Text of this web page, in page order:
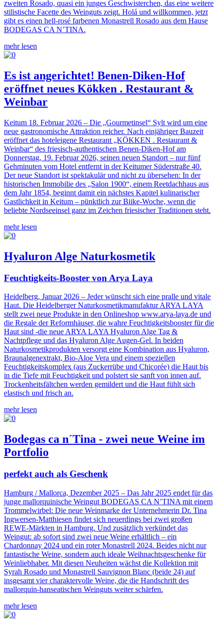
zweiten Rosado, quasi ein junges Geschwisterchen, das eine weitere
stilistische Facette des Weinguts zeigt. Holá und willkommen, jetzt
gibt es einen hell-rosé farbenen Monastrell Rosado aus dem Hause
BODEGAS CA N’TINA.
mehr lesen
Es ist angerichtet! Benen-Diken-Hof
eröffnet neues Kökken . Restaurant &
Weinbar
Keitum 18. Februar 2026 – Die „Gourmetinsel“ Sylt wird um eine
neue gastronomische Attraktion reicher. Nach einjähriger Bauzeit
eröffnet das hoteleigene Restaurant „KÖKKEN . Restaurant &
Weinbar“ des friesisch-authentischen Benen-Diken-Hof am
Donnerstag, 19. Februar 2026, seinen neuen Standort – nur fünf
Gehminuten vom Hotel entfernt in der Keitumer Süderstraße 40.
Der neue Standort ist spektakulär und nicht zu übersehen: In der
historischen Immobilie des „Salon 1900“, einem Reetdachhaus aus
dem Jahr 1854, beginnt damit ein nächstes Kapitel kulinarischer
Gastlichkeit in Keitum – pünktlich zur Biike-Woche, wenn die
beliebte Nordseeinsel ganz im Zeichen friesischer Traditionen steht.
mehr lesen
Hyaluron Alge Naturkosmetik
Feuchtigkeits-Booster von Arya Laya
Heidelberg, Januar 2026 – Jeder wünscht sich eine pralle und vitale
Haut. Die Heidelberger Naturkosmetikmanufaktur ARYA LAYA
stellt zwei neue Produkte in den Onlineshop www.arya-laya.de und
die Regale der Reformhäuser, die wahre Feuchtigkeitsbooster für die
Haut sind -die neue ARYA LAYA Hyaluron Alge Tag &
Nachtpflege und das Hyaluron Alge Augen-Gel. In beiden
Naturkosmetikprodukten versorgt eine Kombination aus Hyaluron,
Braunalgenextrakt, Bio-Aloe Vera und einem speziellen
Feuchtigkeitskomplex (aus Zuckerrübe und Chicorée) die Haut bis
in die Tiefe mit Feuchtigkeit und polstert sie sanft von innen auf.
Trockenheitsfältchen werden gemildert und die Haut fühlt sich
elastisch und frisch an.
mehr lesen
Bodegas ca n´Tina - zwei neue Weine im
Portfolio
perfekt auch als Geschenk
Hamburg / Mallorca, Dezember 2025 – Das Jahr 2025 endet für das
junge mallorquinische Weingut BODEGAS CA N’TINA mit einem
Trommelwirbel: Die neue Weinmarke der Unternehmerin Dr. Tina
Ingwersen-Matthiesen findet sich neuerdings bei zwei großen
REWE-Märkten in Hamburg. Und zusätzlich verkündet das
Weingut: ab sofort sind zwei neue Weine erhältlich – ein
Chardonnay 2024 und ein roter Monastrell 2024. Beides nicht nur
fantastische Weine, sondern auch ideale Weihnachtsgeschenke für
Weinliebhaber. Mit diesen Neuheiten wächst die Kollektion mit
Syrah Rosado und Monastrell Sauvignon Blanc (beide 24) auf
insgesamt vier charaktervolle Weine, die die Handschrift des
mallorquin-hanseatischen Weinguts weiter schärfen.
mehr lesen